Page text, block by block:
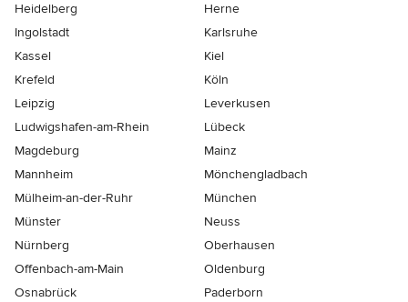
Heidelberg
Herne
Ingolstadt
Karlsruhe
Kassel
Kiel
Krefeld
Köln
Leipzig
Leverkusen
Ludwigshafen-am-Rhein
Lübeck
Magdeburg
Mainz
Mannheim
Mönchen­gladbach
Mülheim-an-der-Ruhr
München
Münster
Neuss
Nürnberg
Oberhausen
Offenbach-am-Main
Oldenburg
Osnabrück
Paderborn